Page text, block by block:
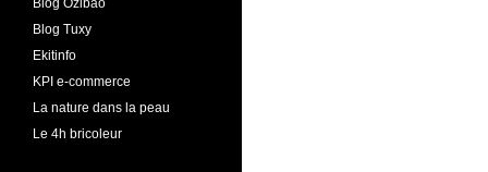
Blog Ozibao
Blog Tuxy
Ekitinfo
KPI e-commerce
La nature dans la peau
Le 4h bricoleur